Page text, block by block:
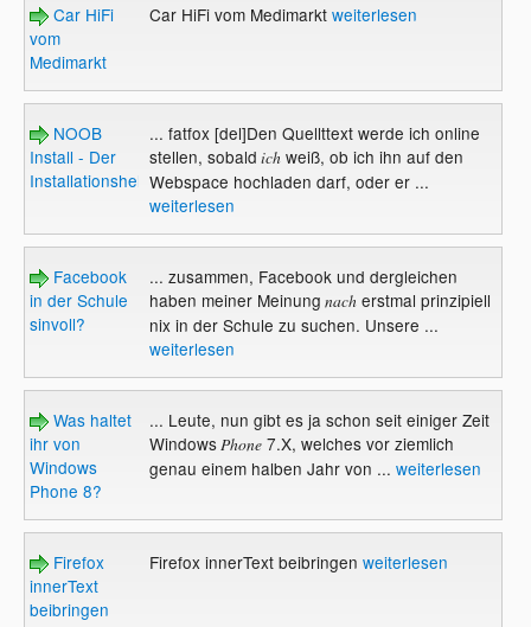
Car HiFi
vom
Medimarkt
Car HiFi vom Medimarkt weiterlesen
NOOB
Install - Der
Installationshelfer
... fatfox [del]Den Quellttext werde ich online
stellen, sobald ichweiß, ob ich ihn auf den
Webspace hochladen darf, oder er ...
weiterlesen
Facebook
in der Schule
sinvoll?
... zusammen, Facebook und dergleichen
haben meiner Meinung nacherstmal prinzipiell
nix in der Schule zu suchen. Unsere ...
weiterlesen
Was haltet
ihr von
Windows
Phone 8?
... Leute, nun gibt es ja schon seit einiger Zeit
WindowsPhone7.X, welches vor ziemlich
genau einem halben Jahr von ... weiterlesen
Firefox
innerText
beibringen
Firefox innerText beibringen weiterlesen